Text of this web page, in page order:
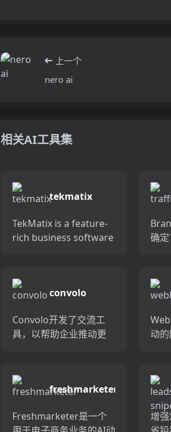
上一个
nero ai
相关AI工具集
tekmatix
TekMatix is a feature-
rich business software
确
细的
convolo
Convolo开发了交流工
具，以帮助企业推动更
多潜在客户，将引线转
换为主动销售电话，减
间，并与...
动
计技
成
本，
营...
freshmarketer
Freshmarketer是一个
增